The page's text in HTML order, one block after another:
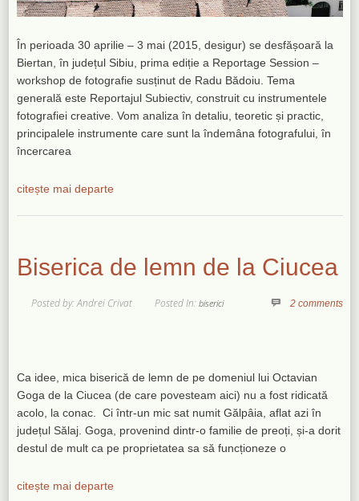
În perioada 30 aprilie – 3 mai (2015, desigur) se desfășoară la
Biertan, în județul Sibiu, prima ediție a Reportage Session –
workshop de fotografie susținut de Radu Bădoiu. Tema
generală este Reportajul Subiectiv, construit cu instrumentele
fotografiei creative. Vom analiza în detaliu, teoretic și practic,
principalele instrumente care sunt la îndemâna fotografului, în
încercarea
citește mai departe
Biserica de lemn de la Ciucea
Posted by: Andrei Crivat Posted In:biserici 2 comments
Ca idee, mica biserică de lemn de pe domeniul lui Octavian
Goga de la Ciucea (de care povesteam aici) nu a fost ridicată
acolo, la conac. Ci într-un mic sat numit Gălpâia, aflat azi în
județul Sălaj. Goga, provenind dintr-o familie de preoți, și-a dorit
destul de mult ca pe proprietatea sa să funcționeze o
citește mai departe